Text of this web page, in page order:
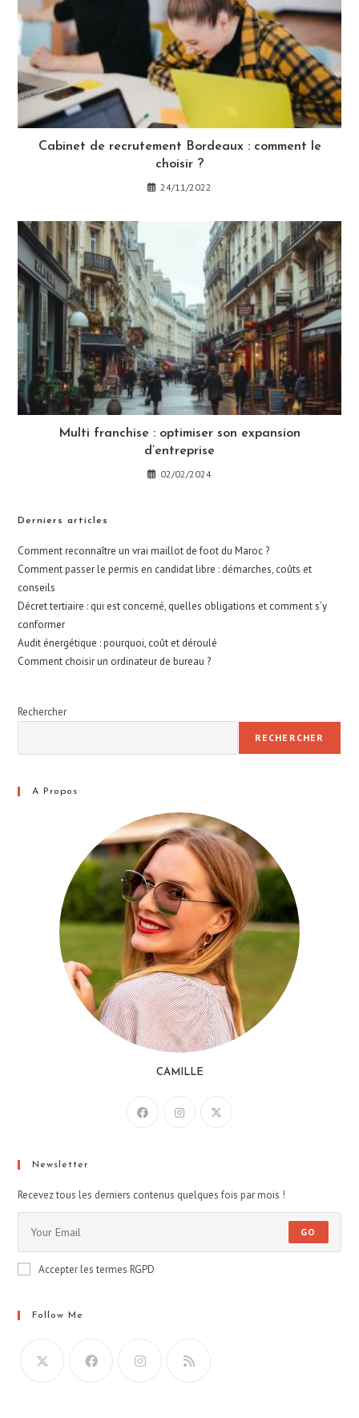
Cabinet de recrutement Bordeaux : comment le
choisir ?
24/11/2022
Multi franchise : optimiser son expansion
d’entreprise
02/02/2024
Derniers articles
Comment reconnaître un vrai maillot de foot du Maroc ?
Comment passer le permis en candidat libre : démarches, coûts et
conseils
Décret tertiaire : qui est concerné, quelles obligations et comment s’y
conformer
Audit énergétique : pourquoi, coût et déroulé
Comment choisir un ordinateur de bureau ?
Rechercher
RECHERCHER
A Propos
CAMILLE
Newsletter
Recevez tous les derniers contenus quelques fois par mois !
GO
Accepter les termes RGPD
Follow Me